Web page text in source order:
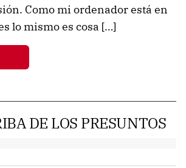
Como mi ordenador está en
lo mismo es cosa […]
DE LOS PRESUNTOS